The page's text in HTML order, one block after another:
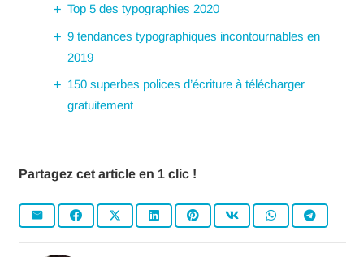
Top 5 des typographies 2020
9 tendances typographiques incontournables en
2019
150 superbes polices d’écriture à télécharger
gratuitement
Partagez cet article en 1 clic !